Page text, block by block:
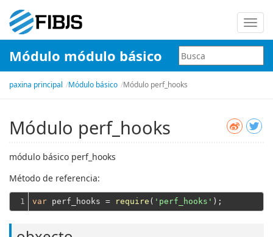
Módulo módulo básico
paxina principal Módulo básico Módulo perf_hooks
Módulo perf_hooks
módulo básico perf_hooks
Método de referencia:
1 var perf_hooks = require ( 'perf_hooks'